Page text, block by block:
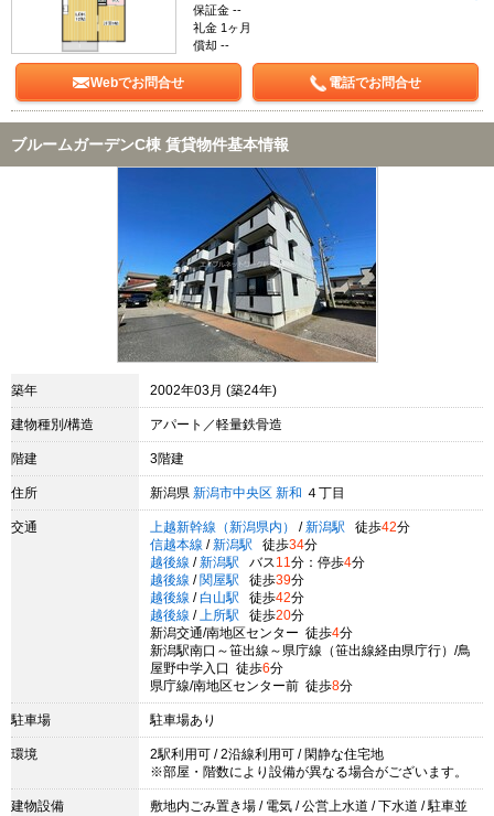
保証金 --
礼金 1ヶ月
償却 --
Webでお問合せ 電話でお問合せ
ブルームガーデンC棟 賃貸物件基本情報
築年 2002年03月 (築24年)
建物種別/構造 アパート／軽量鉄骨造
階建 3階建
住所 新潟県 新潟市中央区 新和 ４丁目
交通 上越新幹線（新潟県内） / 新潟駅 徒歩42分
信越本線 / 新潟駅 徒歩34分
越後線 / 新潟駅 バス 11 分：停歩4分
越後線 / 関屋駅 徒歩39分
越後線 / 白山駅 徒歩42分
越後線 / 上所駅 徒歩20分
新潟交通/南地区センター 徒歩4分
新潟駅南口～笹出線～県庁線（笹出線経由県庁行）/鳥
屋野中学入口 徒歩6分
県庁線/南地区センター前 徒歩8分
駐車場 駐車場あり
環境
2駅利用可 / 2沿線利用可 / 閑静な住宅地
※部屋・階数により設備が異なる場合がございます。
建物設備
敷地内ごみ置き場 / 電気 / 公営上水道 / 下水道 / 駐車並